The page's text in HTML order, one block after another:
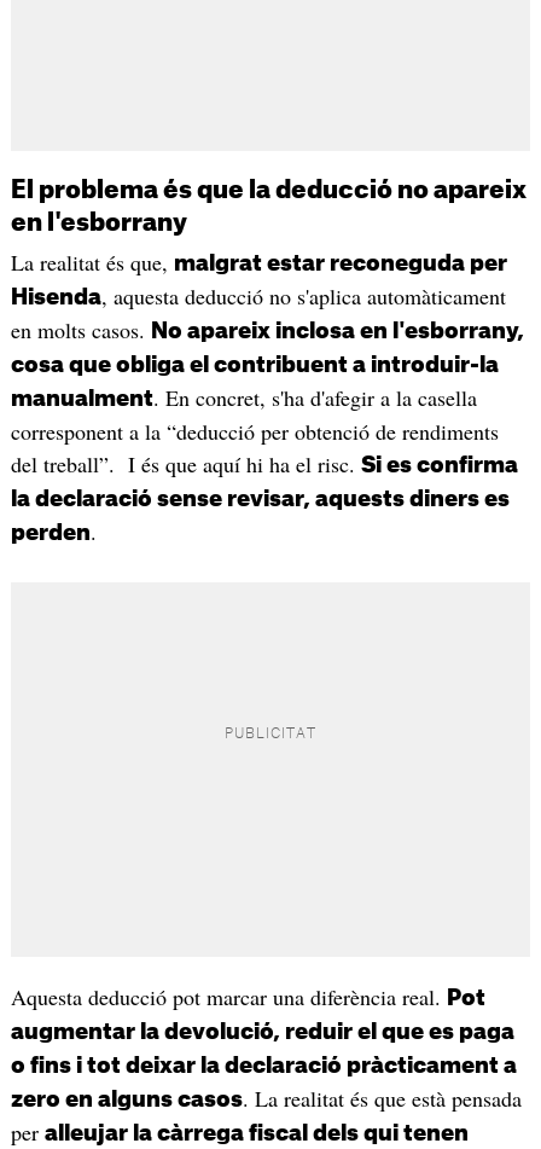
El problema és que la deducció no apareix
en l'esborrany
La realitat és que, malgrat estar reconeguda per
Hisenda, aquesta deducció no s'aplica automàticament
en molts casos.
No apareix inclosa en l'esborrany,
cosa que obliga el contribuent a introduir-la
manualment. En concret, s'ha d'afegir a la casella
corresponent a la “deducció per obtenció de rendiments
del treball”. I és que aquí hi ha el risc. Si es confirma
la declaració sense revisar, aquests diners es
perden.
Aquesta deducció pot marcar una diferència real.
Pot
augmentar la devolució, reduir el que es paga
o fins i tot deixar la declaració pràcticament a
zero en alguns casos. La realitat és que està pensada
per alleujar la càrrega fiscal dels qui tenen